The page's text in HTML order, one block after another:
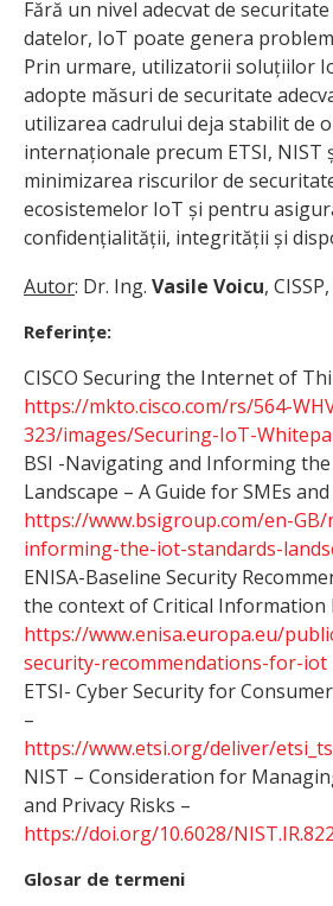
Fără un nivel adecvat de
datelor, IoT poate genera
Prin urmare, utilizatorii soluțiilor
adopte măsuri de securitate
utilizarea cadrului deja stabilit de
internaționale precum ETSI, NIST
minimizarea riscurilor de
ecosistemelor IoT și pentru
confidențialității, integrității și
Autor: Dr. Ing. Vasile Voicu,
Referințe:
CISCO Securing the Internet of
https://mkto.cisco.com/rs/564-
323/images/Securing-IoT-
BSI -Navigating and Informing
Landscape – A Guide for SMEs
https://www.bsigroup.com/en-
informing-the-iot-standards-
ENISA-Baseline Security
the context of Critical
https://www.enisa.europa.eu/
security-recommendations-for-iot
ETSI- Cyber Security for
–
https://www.etsi.org/deliver/
NIST – Consideration for
and Privacy Risks –
https://doi.org/10.6028/
Glosar de termeni